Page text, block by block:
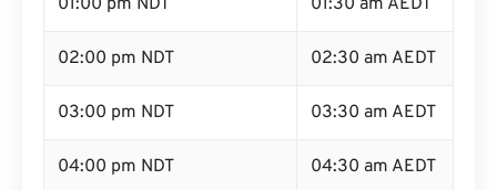
01:00 pm NDT 01:30 am AEDT
02:00 pm NDT 02:30 am AEDT
03:00 pm NDT 03:30 am AEDT
04:00 pm NDT 04:30 am AEDT